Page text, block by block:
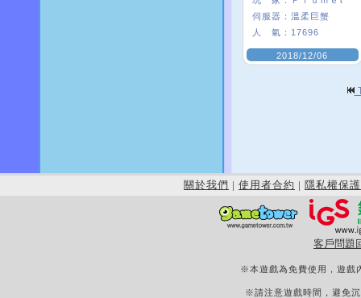
伺服器： 溫柔巨蟹
人 氣： 17696
2018/12/06
關於我們 | 使用者合約 | 隱私權保護
客戶問題
※本遊戲為免費使用，遊戲
※請注意遊戲時間，避免